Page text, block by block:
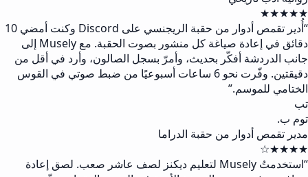
★★★★★
“
أُدير تقمص أدوار من حقبة الريجنسي على Discord وكنت أمضي 10
دقائق في إعادة صياغة كل منشور بصوت الحقبة. مع Musely إلى
جانب الدردشة أفكّر بحديث، وأمرّ بسجل الصالون، وأرد في أقل من
دقيقتين. وفّرت نحو 6 ساعات أسبوعيًا من ضبط صوتي في القوس
الختامي للموسم.”
تب
توم ب.
مدير تقمص أدوار من حقبة الدراما
★★★★☆
“
استخدمتُ Musely لتعليم ديكنز لصف عاشر صعب. لصق إعادة